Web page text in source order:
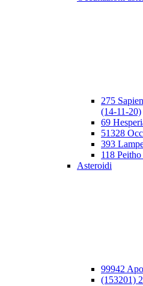
275
(14-11-20)
69
51328
393
118
Asteroidi
99942
(153201)